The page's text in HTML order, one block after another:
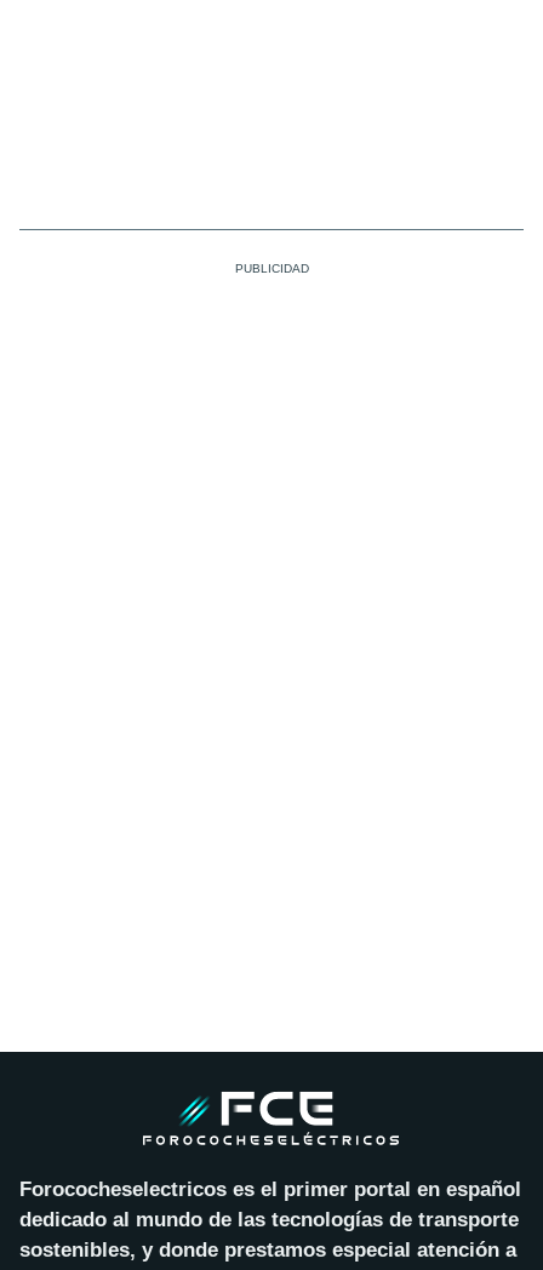
Forococheselectricos es el primer portal en español
dedicado al mundo de las tecnologías de transporte
sostenibles, y donde prestamos especial atención a